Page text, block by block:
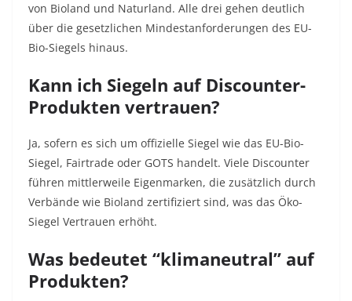
von Bioland und Naturland. Alle drei gehen deutlich
über die gesetzlichen Mindestanforderungen des EU-
Bio-Siegels hinaus.
Kann ich Siegeln auf Discounter-
Produkten vertrauen?
Ja, sofern es sich um offizielle Siegel wie das EU-Bio-
Siegel, Fairtrade oder GOTS handelt. Viele Discounter
führen mittlerweile Eigenmarken, die zusätzlich durch
Verbände wie Bioland zertifiziert sind, was das Öko-
Siegel Vertrauen erhöht.
Was bedeutet “klimaneutral” auf
Produkten?